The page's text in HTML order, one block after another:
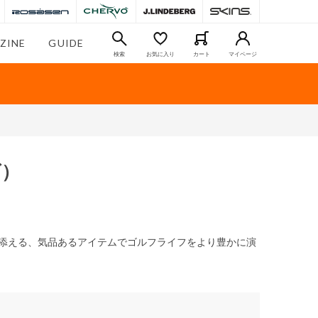
GUIDE
検索 お気に入り カート マイページ
える、気品あるアイテムでゴルフライフをより豊かに演